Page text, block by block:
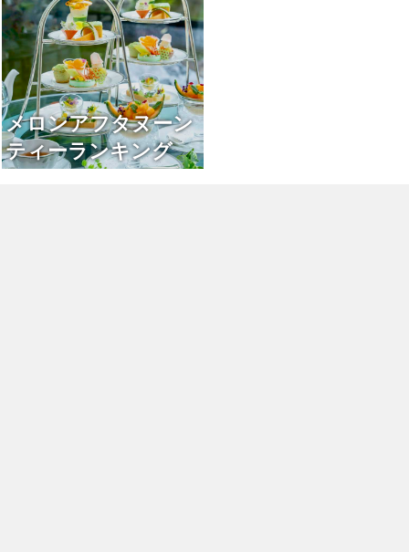
メロンアフタヌーン
ティーランキング